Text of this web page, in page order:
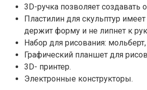
3D-ручка позволяет
Пластилин для скульптур
держит форму и не липнет к
Набор для рисования:
Графический планшет для
3D- принтер.
Электронные конструкторы.